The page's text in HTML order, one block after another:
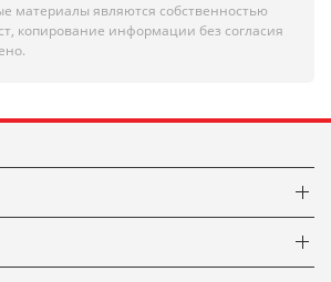
материалы являются собственностью
копирование информации без согласия